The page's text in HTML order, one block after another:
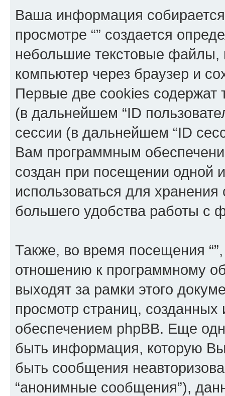
Ваша информация
просмотре “” создается
небольшие текстовые файлы,
компьютер через браузер и
Первые две cookies содержат
(в дальнейшем “ID
сессии (в дальнейшем “ID
Вам программным
создан при посещении одной
использоваться для
большего удобства работы с
Также, во время посещения
отношению к программному
выходят за рамки этого
просмотр страниц,
обеспечением phpBB. Еще
быть информация, которую
быть сообщения
“анонимные сообщения”),